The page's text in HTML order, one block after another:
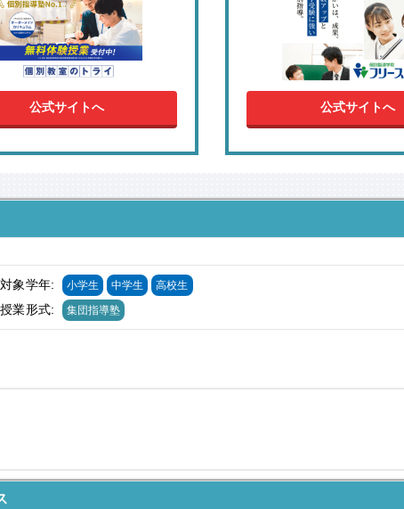
公式サイトへ 公式サイトへ
対象学年: 小学生 中学生 高校生
授業形式: 集団指導塾